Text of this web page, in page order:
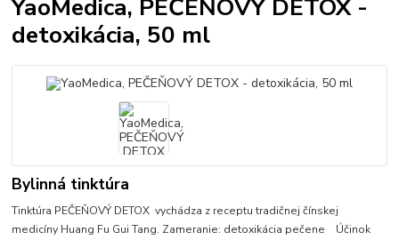
YaoMedica, PEČEŇOVÝ DETOX -
detoxikácia, 50 ml
Bylinná tinktúra
Tinktúra PEČEŇOVÝ DETOX vychádza z receptu tradičnej čínskej
medicíny Huang Fu Gui Tang. Zameranie: detoxikácia pečene Účinok